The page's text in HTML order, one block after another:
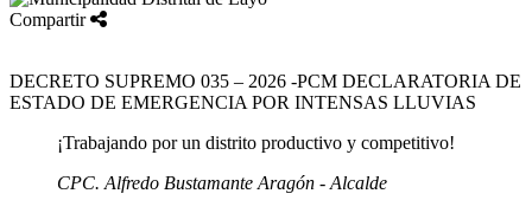
Compartir
DECRETO SUPREMO 035 – 2026 -PCM DECLARATORIA DE
ESTADO DE EMERGENCIA POR INTENSAS LLUVIAS
¡Trabajando por un distrito productivo y competitivo!
CPC. Alfredo Bustamante Aragón - Alcalde